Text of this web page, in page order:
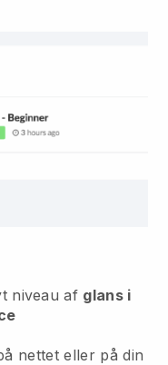
niveau af glans i
nettet eller på din